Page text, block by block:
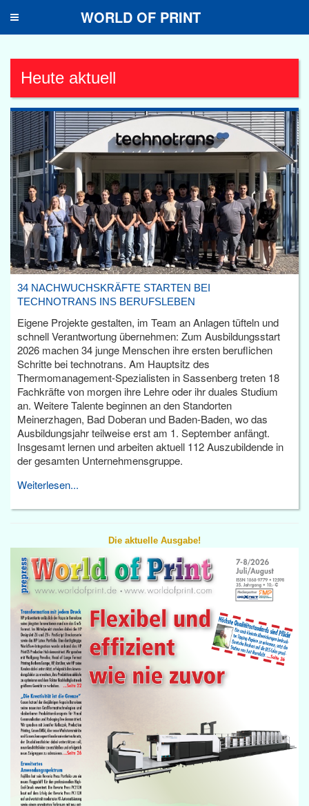
Toggle
WORLD OF PRINT
Heute aktuell
34 NACHWUCHSKRÄFTE STARTEN BEI
TECHNOTRANS INS BERUFSLEBEN
Eigene Projekte gestalten, im Team an Anlagen tüfteln und
schnell Verantwortung übernehmen: Zum Ausbildungsstart
2026 machen 34 junge Menschen ihre ersten beruflichen
Schritte bei technotrans. Am Hauptsitz des
Thermomanagement-Spezialisten in Sassenberg treten 18
Fachkräfte von morgen ihre Lehre oder ihr duales Studium
an. Weitere Talente beginnen an den Standorten
Meinerzhagen, Bad Doberan und Baden-Baden, wo das
Ausbildungsjahr teilweise erst am 1. September anfängt.
Insgesamt lernen und arbeiten aktuell 112 Auszubildende in
der gesamten Unternehmensgruppe.
Weiterlesen...
Die aktuelle Ausgabe!